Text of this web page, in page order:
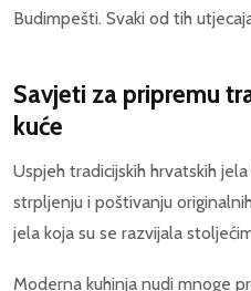
Budimpešti. Svaki od tih
Savjeti za pripremu
kuće
Uspjeh tradicijskih hrvatskih
strpljenju i poštivanju
jela koja su se razvijala
Moderna kuhinja nudi mnoge